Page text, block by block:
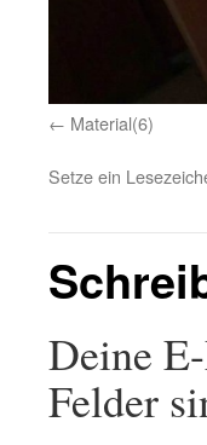
Material(6)
Setze ein
Deine
Felder